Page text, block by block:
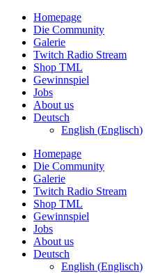
Zum
Inhalt
wechseln
Homepage
Die Community
Galerie
Twitch Radio Stream
Shop TML
Gewinnspiel
Jobs
About us
Deutsch
English (Englisch)
Homepage
Die Community
Galerie
Twitch Radio Stream
Shop TML
Gewinnspiel
Jobs
About us
Deutsch
English (Englisch)